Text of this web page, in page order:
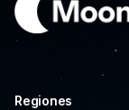
Regiones